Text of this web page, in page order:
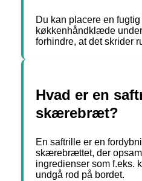
Du kan placere en
køkkenhåndklæde
forhindre, at det skrider
Hvad er en
skærebræt?
En saftrille er en
skærebrættet, der
ingredienser som f.eks.
undgå rod på bordet.